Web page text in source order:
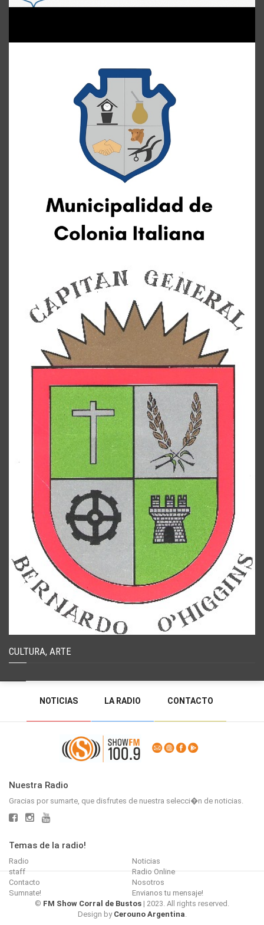
CULTURA, ARTE
NOTICIAS LA RADIO CONTACTO
PROGRAMACIÓN RADIO EN VIVO
DEJAR MENSAJE
Nuestra Radio
Gracias por sumarte, que disfrutes de nuestra selecci�n de noticias.
Temas de la radio!
Radio
Noticias
staff
Radio Online
Contacto
Nosotros
Sumnate!
Envianos tu mensaje!
© FM Show Corral de Bustos | 2023. All rights reserved.
Design by Cerouno Argentina